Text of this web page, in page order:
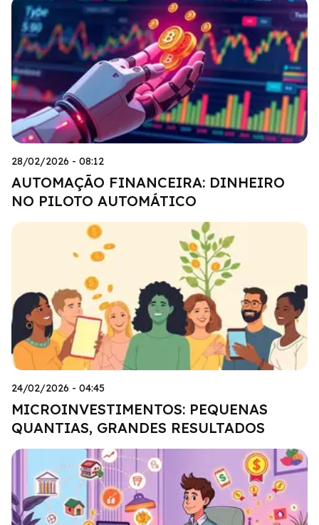
28/02/2026 - 08:12
AUTOMAÇÃO FINANCEIRA: DINHEIRO
NO PILOTO AUTOMÁTICO
24/02/2026 - 04:45
MICROINVESTIMENTOS: PEQUENAS
QUANTIAS, GRANDES RESULTADOS